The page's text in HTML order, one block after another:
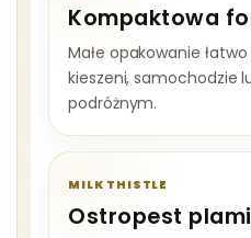
Kompaktowa
Małe opakowanie
kieszeni, samochodzie
podróżnym.
MILK THISTLE
Ostropest